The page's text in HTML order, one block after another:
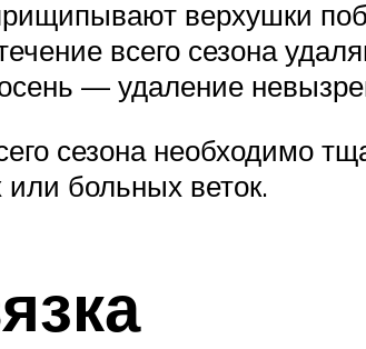
верхушки
всего сезона
— удаление
сезона необходимо
больных веток.